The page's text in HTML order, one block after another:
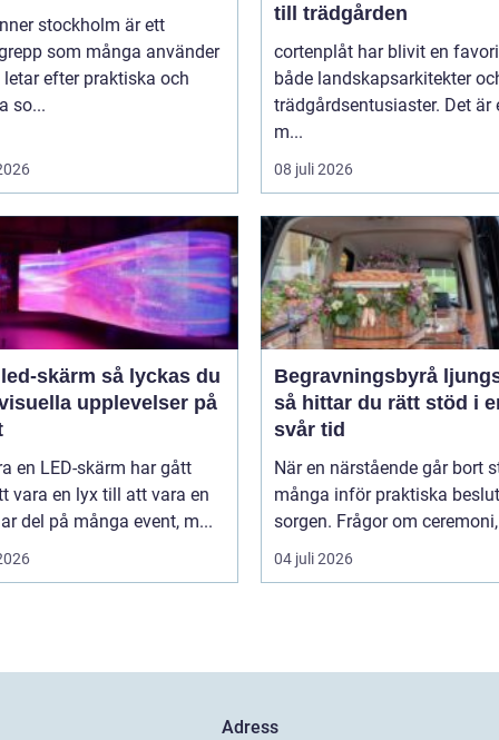
stockholm är ett
som många använder
letar efter praktiska och
so...
till trädgården
cortenplåt har blivit en
både landskapsarkitekter
trädgårdsentusiaster. Det är
m...
08 juli 2026
så lyckas du
upplevelser på
en LED-skärm har gått
vara en lyx till att vara en
del på många event, m...
Begravningsbyrå
så hittar du rätt stöd i
svår tid
När en närstående går bort
många inför praktiska
sorgen. Frågor om
04 juli 2026
Adress